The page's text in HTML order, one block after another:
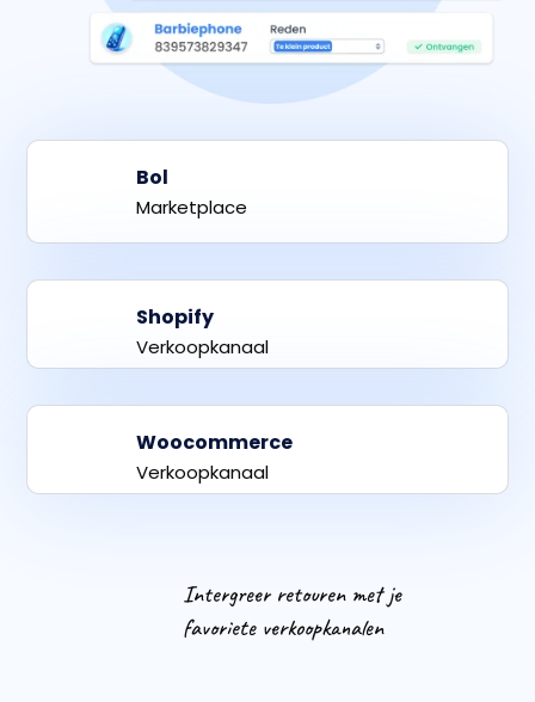
Bol
Marketplace
Shopify
Verkoopkanaal
Woocommerce
Verkoopkanaal
Intergreer retouren met je
favoriete verkoopkanalen